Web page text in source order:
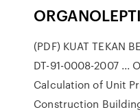
(PDF) KUAT TEKAN
DT-91-0008-2007 ...
Calculation of Unit
Construction